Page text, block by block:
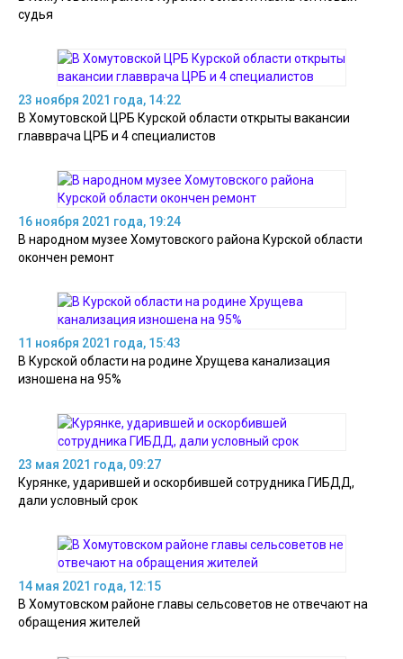
судья
23 ноября 2021 года, 14:22
В Хомутовской ЦРБ Курской области открыты вакансии
главврача ЦРБ и 4 специалистов
16 ноября 2021 года, 19:24
В народном музее Хомутовского района Курской области
окончен ремонт
11 ноября 2021 года, 15:43
В Курской области на родине Хрущева канализация
изношена на 95%
23 мая 2021 года, 09:27
Курянке, ударившей и оскорбившей сотрудника ГИБДД,
дали условный срок
14 мая 2021 года, 12:15
В Хомутовском районе главы сельсоветов не отвечают на
обращения жителей